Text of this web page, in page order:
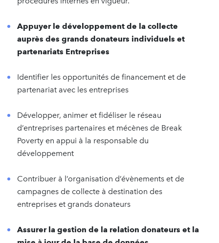
Appuyer le développement de la collecte
auprès des grands donateurs individuels et
partenariats Entreprises
Identifier les opportunités de financement et de
partenariat avec les entreprises
Développer, animer et fidéliser le réseau
d’entreprises partenaires et mécènes de Break
Poverty en appui à la responsable du
développement
Contribuer à l’organisation d’évènements et de
campagnes de collecte à destination des
entreprises et grands donateurs
Assurer la gestion de la relation donateurs et la